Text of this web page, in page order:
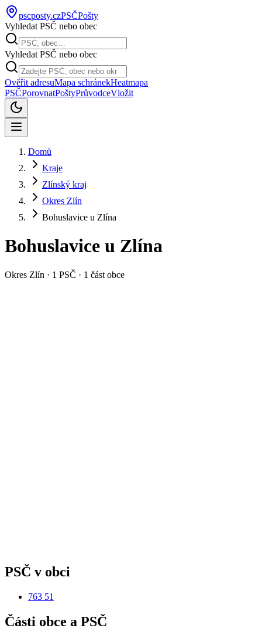
pscposty.czPSČPošty
Vyhledat PSČ nebo obec
Vyhledat PSČ nebo obec
Ověřit adresuMapa schránekHeatmapa
PSČPorovnatPoštyPrůvodceVložit
Domů
Kraje
Zlínský kraj
Okres Zlín
Bohuslavice u Zlína
Bohuslavice u Zlína
Okres Zlín · 1 PSČ · 1 část obce
PSČ v obci
763 51
Části obce a PSČ